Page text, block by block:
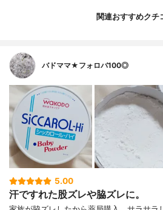
関連おすすめクチ
バドママ★フォロバ100◎
5.00
汗ですれた股ズレや脇ズレに。